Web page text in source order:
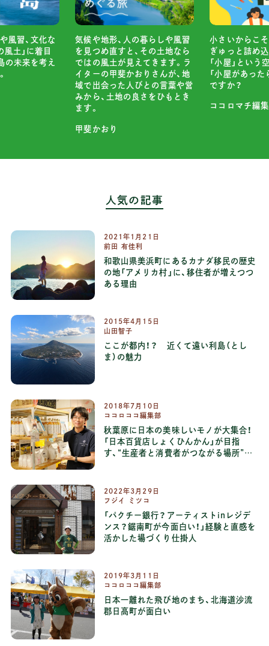
風習、文化な
風土」に着目
の未来を考え
気候や地形、人の暮らしや風習
を見つめ直すと、その土地なら
ではの風土が見えてきます。ラ
イターの甲斐かおりさんが、地
域で出会った人びとの言葉や営
みから、土地の良さをひもとき
ます。
甲斐かおり
小さいからこ
ぎゅっと詰め
「小屋」という
「小屋があった
ですか？
ココロマチ編
人気の記事
2021年1 月 21
日
前田 有佳利
和歌山県美浜町にあるカナダ移民の歴史
の地「アメリカ村」に、移住者が増えつつ
ある理由
2015年4 月 15 日
山田智子
ここが都内！？ 近くて遠い利島（とし
ま）の魅力
2018年7 月 10 日
ココロココ編集部
秋葉原に日本の美味しいモノが大集合！
「日本百貨店しょくひんかん」が目指
す、“生産者と消費者がつながる場所”と
2022年3 月 29 日
フジイ ミツコ
「パクチー銀行？アーティストinレジデ
ンス？鋸南町が今面白い！」経験と直感を
活かした場づくり仕掛人
2019年3 月 11
日
ココロココ編集部
日本一離れた飛び地のまち、北海道沙流
郡日高町が面白い